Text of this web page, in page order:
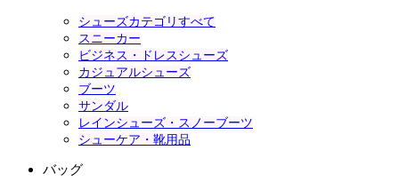
シューズカテゴリすべて
スニーカー
ビジネス・ドレスシューズ
カジュアルシューズ
ブーツ
サンダル
レインシューズ・スノーブーツ
シューケア・靴用品
バッグ